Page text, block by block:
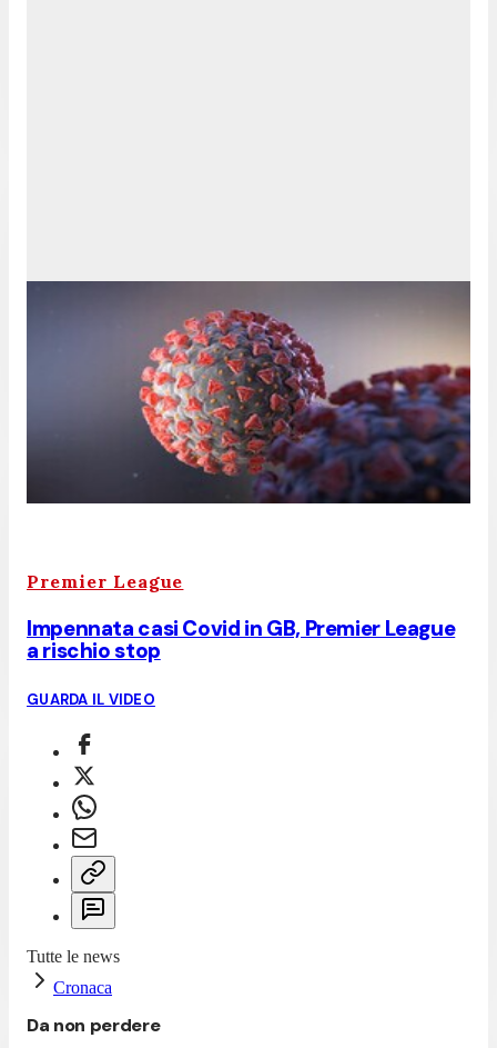
Premier League
Impennata casi Covid in GB, Premier League
a rischio stop
GUARDA IL VIDEO
Tutte le news
Cronaca
Da non perdere